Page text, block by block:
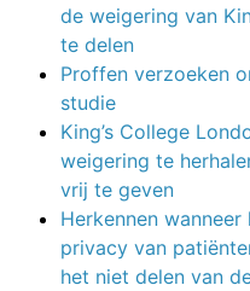
de weigering van
te delen
Proffen verzoeken
studie
King’s College
weigering te
vrij te geven
Herkennen
privacy van
het niet delen van